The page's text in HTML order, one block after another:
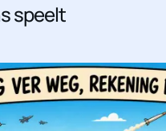
speelt